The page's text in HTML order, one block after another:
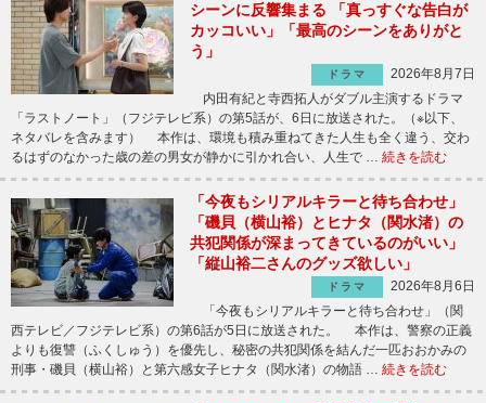
シーンに反響集まる 「真っすぐな告白が
カッコいい」「最高のシーンをありがと
う」
ドラマ
2026年8月7日
内田有紀と寺西拓人がダブル主演するドラマ
「ラストノート」（フジテレビ系）の第5話が、6日に放送された。（※以下、
ネタバレを含みます） 本作は、環境も積み重ねてきた人生も全く違う、交わ
るはずのなかった歳の差の男女が静かに引かれ合い、人生で … 続きを読む
「今夜もシリアルキラーと待ち合わせ」
「磯貝（横山裕）とヒナタ（関水渚）の
共犯関係が深まってきているのがいい」
「縦山裕二さんのグッズ欲しい」
ドラマ
2026年8月6日
「今夜もシリアルキラーと待ち合わせ」（関
西テレビ／フジテレビ系）の第6話が5日に放送された。 本作は、警察の正義
よりも復讐（ふくしゅう）を優先し、秘密の共犯関係を結んだ一匹おおかみの
刑事・磯貝（横山裕）と第六感女子ヒナタ（関水渚）の物語 … 続きを読む